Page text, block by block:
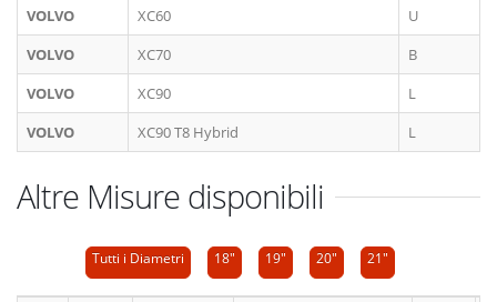
VOLVO
XC60
U
VOLVO
XC70
B
VOLVO
XC90
L
VOLVO
XC90 T8 Hybrid L
Altre Misure disponibili
Tutti i Diametri 18" 19" 20" 21"